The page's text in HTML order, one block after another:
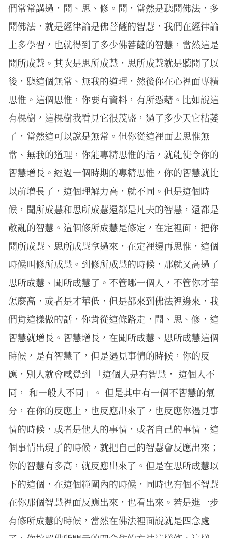
們常常講過，聞、思、修。聞，當然是聽聞佛法，多
聞佛法，就是經律論是佛菩薩的智慧，我們在經律論
上多學習，也就得到了多少佛菩薩的智慧，當然這是
聞所成慧。其次是思所成慧，思所成慧就是聽聞了以
後，聽這個無常、無我的道理，然後你在心裡面專精
思惟。這個思惟，你要有資料，有所憑藉。比如說這
有棵樹，這棵樹我看見它很茂盛，過了多少天它枯萎
了，當然這可以說是無常。但你從這裡面去思惟無
常、無我的道理，你能專精思惟的話，就能使令你的
智慧增長。經過一個時期的專精思惟，你的智慧就比
以前增長了，這個理解力高，就不同。但是這個時
候，聞所成慧和思所成慧還都是凡夫的智慧，還都是
散亂的智慧。這個修所成慧是修定，在定裡面，把你
聞所成慧、思所成慧拿過來，在定裡邊再思惟，這個
時候叫修所成慧。到修所成慧的時候，那就又高過了
思所成慧、聞所成慧了。不管哪一個人，不管你才華
怎麼高，或者是才華低，但是都來到佛法裡邊來，我
們肯這樣做的話，你肯從這條路走，聞、思、修，這
智慧就增長。智慧增長，在聞所成慧、思所成慧這個
時候，是有智慧了，但是遇見事情的時候，你的反
應，別人就會感覺到 「這個人是有智慧， 這個人不
同， 和一般人不同」。 但是其中有一個不智慧的氣
分，在你的反應上，也反應出來了，也反應你遇見事
情的時候，或者是他人的事情，或者自己的事情，這
個事情出現了的時候，就把自己的智慧會反應出來；
你的智慧有多高，就反應出來了。但是在思所成慧以
下的這個，在這個範圍內的時候，同時也有個不智慧
在你那個智慧裡面反應出來，也看出來。若是進一步
有修所成慧的時候，當然在佛法裡面說就是四念處